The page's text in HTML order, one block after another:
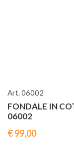
Art. 06002
FONDALE IN
06002
€ 99,00